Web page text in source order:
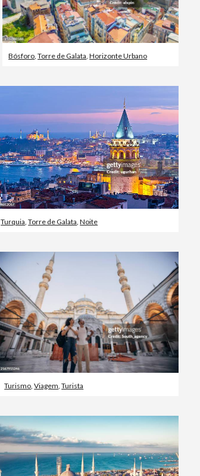
Bósforo ,Torre de Galata ,Horizonte Urbano
Turquia,Torre de Galata,Noite
Turismo ,Viagem ,Turista